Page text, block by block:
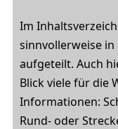
Im
sinnvollerweise
aufgeteilt. Auch
Blick viele für die
Informationen:
Rund- oder